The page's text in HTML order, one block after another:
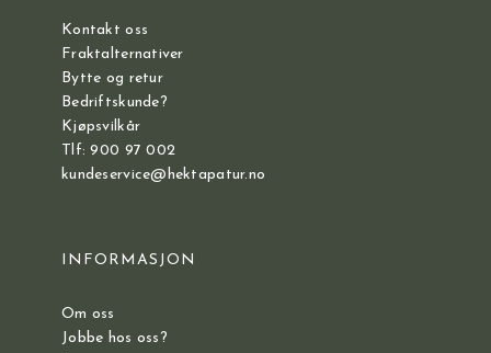
Kontakt oss
Fraktalternativer
Bytte og retur
Bedriftskunde?
Kjøpsvilkår
Tlf: 900 97 002
kundeservice@hektapatur.no
INFORMASJON
Om oss
Jobbe hos oss?